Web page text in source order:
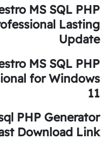
MS SQL PHP
Lasting
Update
MS SQL PHP
for Windows
11
PHP Generator
Download Link